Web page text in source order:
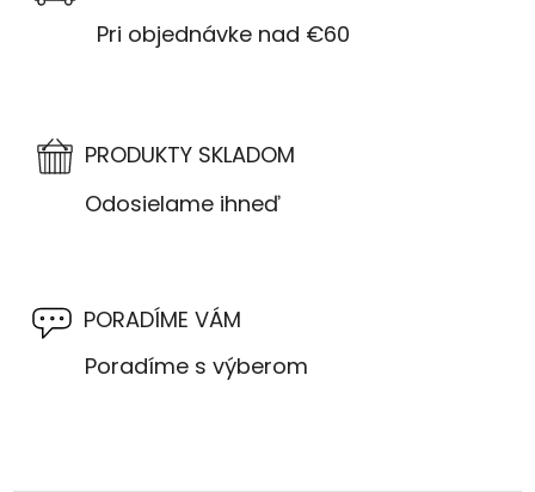
Pri objednávke nad €60
PRODUKTY SKLADOM
Odosielame ihneď
PORADÍME VÁM
Poradíme s výberom